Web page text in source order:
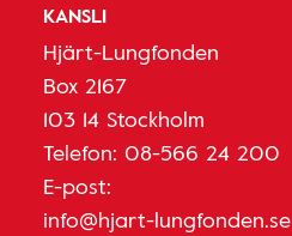
KANSLI
Hjärt-Lungfonden
Box 2167
103 14 Stockholm
Telefon: 08-566 24 200
E-post:
info@hjart-lungfonden.se